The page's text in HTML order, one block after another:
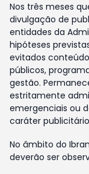
Nos três meses
divulgação de
entidades da
hipóteses
evitados
públicos,
gestão.
estritamente
emergenciais ou
caráter
No âmbito do
deverão ser